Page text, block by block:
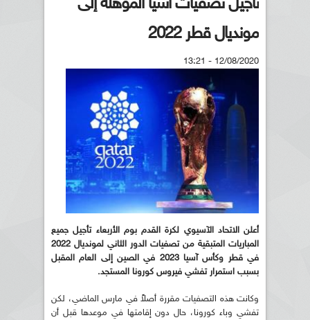
تأجيل تصفيات آسيا المؤهلة إلى
مونديال قطر 2022
12/08/2020 - 13:21
أعلن الاتحاد الآسيوي لكرة القدم بوم الأربعاء تأجيل جميع
المباريات المتبقية من تصفيات الدور الثاني لمونديال 2022
في قطر وكأس آسيا 2023 في الصين إلى العام المقبل
بسبب استمرار تفشي فيروس كورونا المستجد.
وكانت هذه التصفيات مقررة أصلاً في مارس الماضي، لكن
تفشي وباء كورونا، حال دون إقامتها في موعدها قبل أن